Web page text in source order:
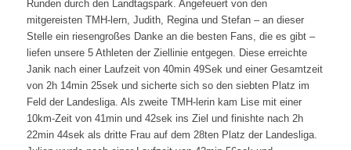
Runden durch den Landtagspark. Angefeuert von den
mitgereisten TMH-lern, Judith, Regina und Stefan – an dieser
Stelle ein riesengroßes Danke an die besten Fans, die es gibt –
liefen unsere 5 Athleten der Ziellinie entgegen. Diese erreichte
Janik nach einer Laufzeit von 40min 49Sek und einer Gesamtzeit
von 2h 14min 25sek und sicherte sich so den siebten Platz im
Feld der Landesliga. Als zweite TMH-lerin kam Lise mit einer
10km-Zeit von 41min und 42sek ins Ziel und finishte nach 2h
22min 44sek als dritte Frau auf dem 28ten Platz der Landesliga.